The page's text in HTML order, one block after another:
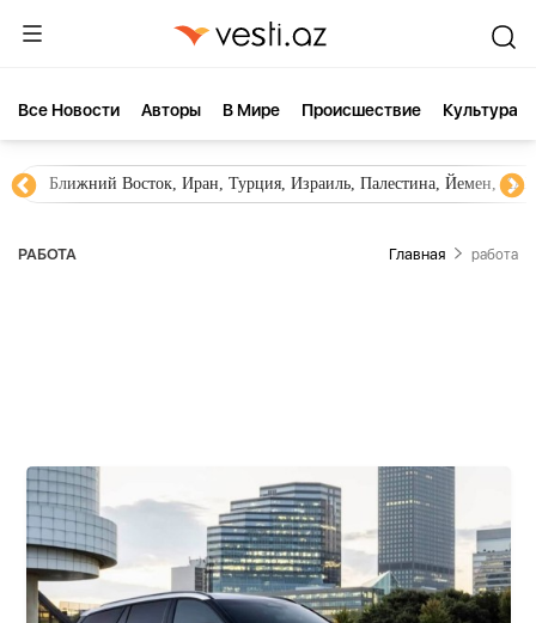
Все Новости Aвторы В Мире Происшествие Культура
Новости Азербайджана Южный Кавказ, Грузия,
РАБОТА Главная работа